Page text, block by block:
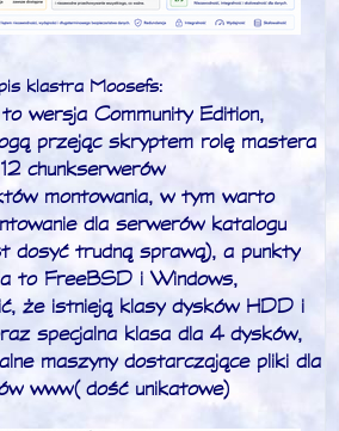
klastra Moosefs:
wersja Community Edition,
przejąc skryptem rolę mastera
chunkserwerów
montowania, w tym warto
dla serwerów katalogu
dosyć trudną sprawą), a punkty
to FreeBSD i Windows,
że istnieją klasy dysków HDD i
specjalna klasa dla 4 dysków,
maszyny dostarczające pliki dla
www (dość unikatowe)